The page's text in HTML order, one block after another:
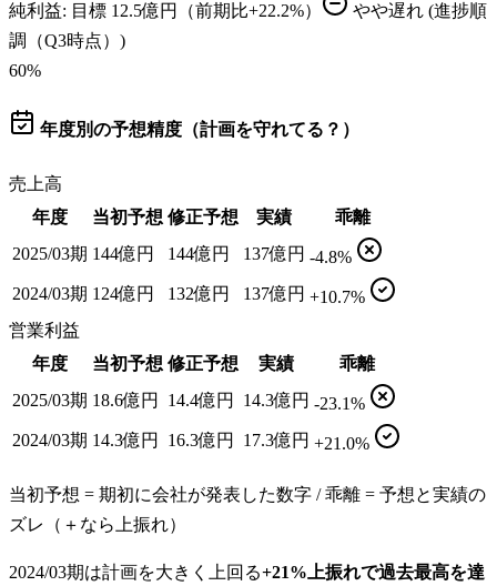
純利益: 目標 12.5億円（前期比+22.2%） やや遅れ (進捗順
調（Q3時点）)
60%
年度別の予想精度（計画を守れてる？）
売上高
年度
当初予想 修正予想 実績
乖離
2025/03期 144億円 144億円 137億円 -4.8%
2024/03期 124億円 132億円 137億円 +10.7%
営業利益
年度
当初予想 修正予想 実績
乖離
2025/03期 18.6億円 14.4億円 14.3億円 -23.1%
2024/03期 14.3億円 16.3億円 17.3億円 +21.0%
当初予想 = 期初に会社が発表した数字 / 乖離 = 予想と実績の
ズレ（＋なら上振れ）
2024/03期は計画を大きく上回る+21%上振れで過去最高を達